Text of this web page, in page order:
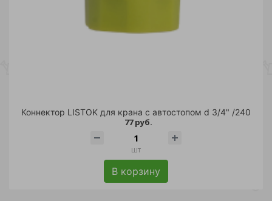
Коннектор LISTOK для крана с автостопом d 3/4" /240
77 руб.
шт
В корзину